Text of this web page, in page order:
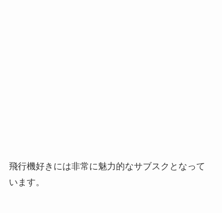
飛行機好きには非常に魅力的なサブスクとなって
います。